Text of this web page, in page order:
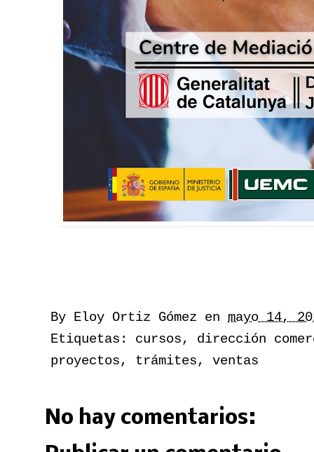
By Eloy Ortiz Gómez en mayo 14,
Etiquetas: cursos, dirección
proyectos, trámites, ventas
No hay comentarios: